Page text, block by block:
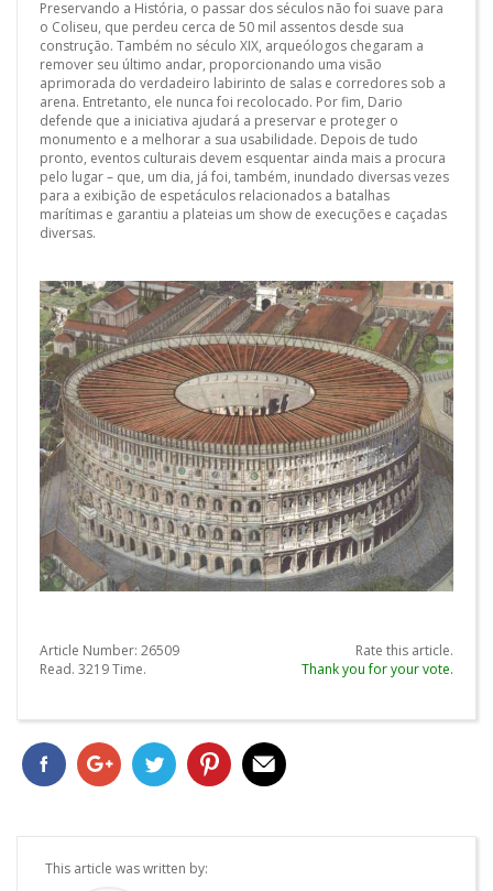
Preservando a História, o passar dos séculos não foi suave para
o Coliseu, que perdeu cerca de 50 mil assentos desde sua
construção. Também no século XIX, arqueólogos chegaram a
remover seu último andar, proporcionando uma visão
aprimorada do verdadeiro labirinto de salas e corredores sob a
arena. Entretanto, ele nunca foi recolocado. Por fim, Dario
defende que a iniciativa ajudará a preservar e proteger o
monumento e a melhorar a sua usabilidade. Depois de tudo
pronto, eventos culturais devem esquentar ainda mais a procura
pelo lugar – que, um dia, já foi, também, inundado diversas vezes
para a exibição de espetáculos relacionados a batalhas
marítimas e garantiu a plateias um show de execuções e caçadas
diversas.
Article Number: 26509
Read. 3219Time.
Rate this article.
Thank you for your vote.
This article was written by: